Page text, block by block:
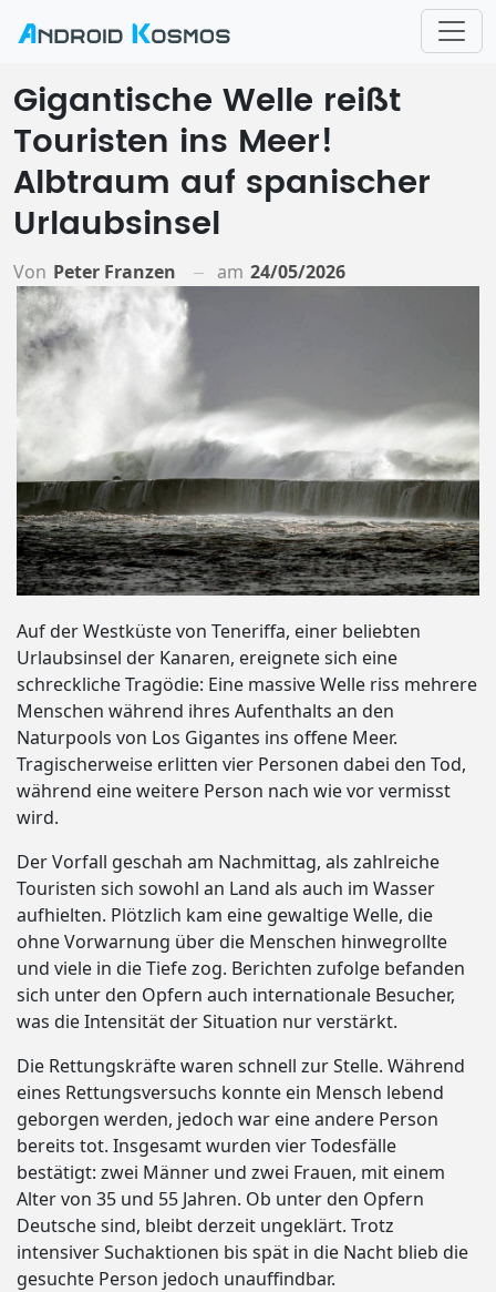
Gigantische Welle reißt
Touristen ins Meer!
Albtraum auf spanischer
Urlaubsinsel
Von Peter Franzen am 24/05/2026
Auf der Westküste von Teneriffa, einer beliebten
Urlaubsinsel der Kanaren, ereignete sich eine
schreckliche Tragödie: Eine massive Welle riss mehrere
Menschen während ihres Aufenthalts an den
Naturpools von Los Gigantes ins offene Meer.
Tragischerweise erlitten vier Personen dabei den Tod,
während eine weitere Person nach wie vor vermisst
wird.
Der Vorfall geschah am Nachmittag, als zahlreiche
Touristen sich sowohl an Land als auch im Wasser
aufhielten. Plötzlich kam eine gewaltige Welle, die
ohne Vorwarnung über die Menschen hinwegrollte
und viele in die Tiefe zog. Berichten zufolge befanden
sich unter den Opfern auch internationale Besucher,
was die Intensität der Situation nur verstärkt.
Die Rettungskräfte waren schnell zur Stelle. Während
eines Rettungsversuchs konnte ein Mensch lebend
geborgen werden, jedoch war eine andere Person
bereits tot. Insgesamt wurden vier Todesfälle
bestätigt: zwei Männer und zwei Frauen, mit einem
Alter von 35 und 55 Jahren. Ob unter den Opfern
Deutsche sind, bleibt derzeit ungeklärt. Trotz
intensiver Suchaktionen bis spät in die Nacht blieb die
gesuchte Person jedoch unauffindbar.